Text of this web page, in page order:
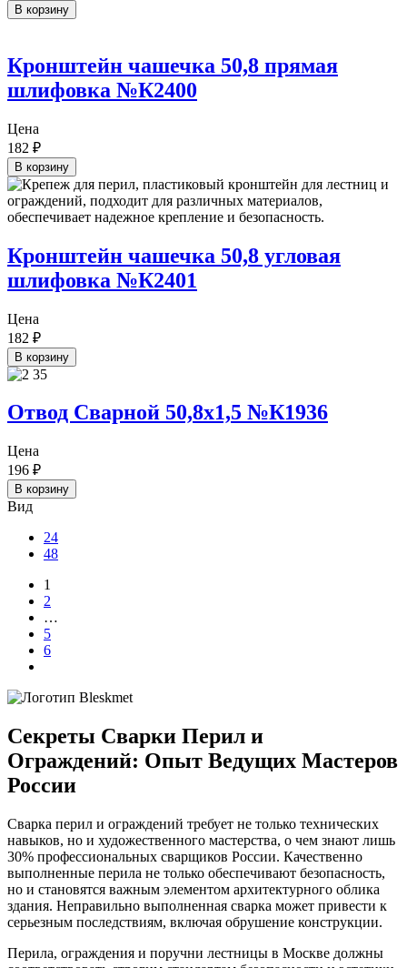
В корзину
Кронштейн чашечка 50,8 прямая
шлифовка №К2400
Цена
182 ₽
В корзину
Кронштейн чашечка 50,8 угловая
шлифовка №К2401
Цена
182 ₽
В корзину
Отвод Сварной 50,8х1,5 №К1936
Цена
196 ₽
В корзину
Вид
24
48
1
2
…
5
6
Секреты Сварки Перил и
Ограждений: Опыт Ведущих Мастеров
России
Сварка перил и ограждений требует не только технических
навыков, но и художественного мастерства, о чем знают лишь
30% профессиональных сварщиков России. Качественно
выполненные перила не только обеспечивают безопасность,
но и становятся важным элементом архитектурного облика
здания. Неправильно выполненная сварка может привести к
серьезным последствиям, включая обрушение конструкции.
Перила, ограждения и поручни лестницы в Москве должны